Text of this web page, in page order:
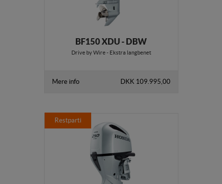
BF150 XDU - DBW
Drive by Wire - Ekstra langbenet
Mere info DKK 109.995,00
Restparti